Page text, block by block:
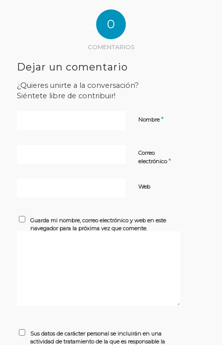
0
COMENTARIOS
Dejar un comentario
¿Quieres unirte a la conversación?
Siéntete libre de contribuir!
Nombre*
Correo
electrónico*
Web
Guarda mi nombre, correo electrónico y web en este
navegador para la próxima vez que comente.
Sus datos de carácter personal se incluirán en una
actividad de tratamiento de la que es responsable la